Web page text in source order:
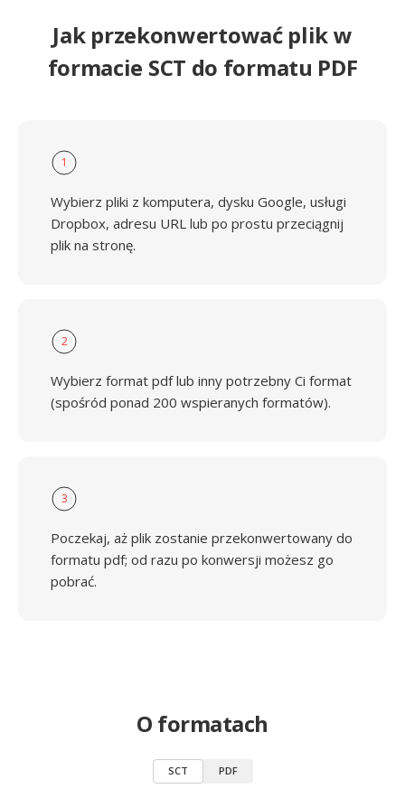
Jak przekonwertować plik w
formacie SCT do formatu PDF
1
Wybierz pliki z komputera, dysku Google, usługi
Dropbox, adresu URL lub po prostu przeciągnij
plik na stronę.
2
Wybierz format pdf lub inny potrzebny Ci format
(spośród ponad 200 wspieranych formatów).
3
Poczekaj, aż plik zostanie przekonwertowany do
formatu pdf; od razu po konwersji możesz go
pobrać.
O formatach
SCT PDF